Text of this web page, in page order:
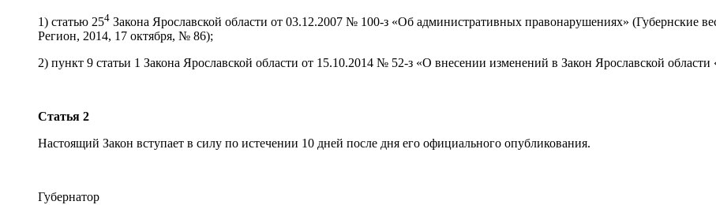
1) статью 254 Закона Ярославской области от 03.12.2007 № 100-з «Об административных правонарушениях» (Губернские
Регион, 2014, 17 октября, № 86);
2) пункт 9 статьи 1 Закона Ярославской области от 15.10.2014 № 52-з «О внесении изменений в Закон Ярославской
Статья 2
Настоящий Закон вступает в силу по истечении 10 дней после дня его официального опубликования.
Губернатор